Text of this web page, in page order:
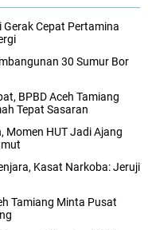
Gerak Cepat Pertamina
30 Sumur Bor
BPBD Aceh Tamiang
Tepat Sasaran
Momen HUT Jadi Ajang
Kasat Narkoba: Jeruji
Tamiang Minta Pusat